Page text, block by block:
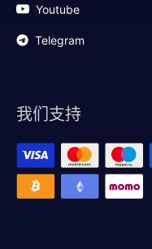
Youtube
Telegram
我们支持